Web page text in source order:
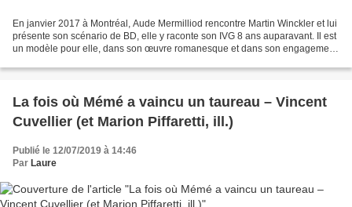
En janvier 2017 à Montréal, Aude Mermilliod rencontre Martin Winckler et lui
présente son scénario de BD, elle y raconte son IVG 8 ans auparavant. Il est
un modèle pour elle, dans son œuvre romanesque et dans son engagement
La fois où Mémé a vaincu un taureau – Vincent
Cuvellier (et Marion Piffaretti, ill.)
Publié le 12/07/2019 à 14:46
Par Laure